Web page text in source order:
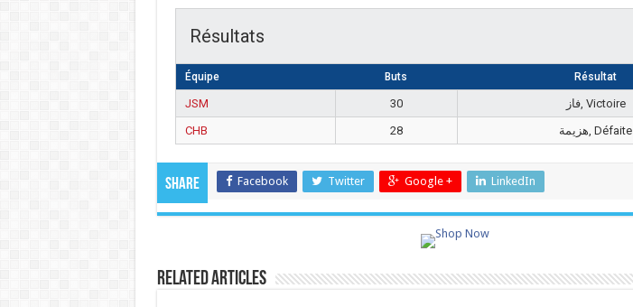
Résultats
Équipe Buts Résultat
JSM 30
فاز, Victoire
CHB
28 هزيمة, Défaite
Share Facebook Twitter Google + LinkedIn
Related Articles